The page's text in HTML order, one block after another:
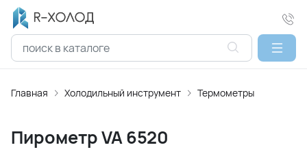
Главная Холодильный инструмент Термометры
Пирометр VA 6520